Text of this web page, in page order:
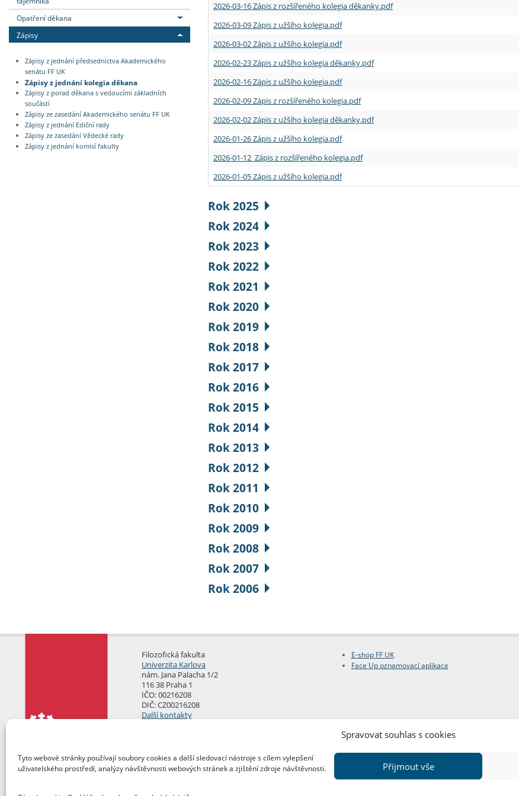
Spravovat souhlas s cookies
Tyto webové stránky používají soubory cookies a další sledovací nástroje s cílem vylepšení
uživatelského prostředí, analýzy návštěvnosti webových stránek a zjištění zdroje návštěvnosti.
Přijmout vše
Opatření děkana
Zápisy
Zápisy z jednání předsednictva Akademického
senátu FF UK
Zápisy z jednání kolegia děkana
Zápisy z porad děkana s vedoucími základních
součástí
Zápisy ze zasedání Akademického senátu FF UK
Zápisy z jednání Ediční rady
Zápisy ze zasedání Vědecké rady
Zápisy z jednání komisí fakulty
2026-03-16 Zápis z rozšířeného kolegia děkanky.pdf
2026-03-09 Zápis z užšího kolegia.pdf
2026-03-02 Zápis z užšího kolegia.pdf
2026-02-23 Zápis z užšího kolegia děkanky.pdf
2026-02-16 Zápis z užšího kolegia.pdf
2026-02-09 Zápis z rozšířeného kolegia.pdf
2026-02-02 Zápis z užšího kolegia děkanky.pdf
2026-01-26 Zápis z užšího kolegia.pdf
2026-01-12 Zápis z rozšířeného kolegia.pdf
2026-01-05 Zápis z užšího kolegia.pdf
Rok 2025
Rok 2024
Rok 2023
Rok 2022
Rok 2021
Rok 2020
Rok 2019
Rok 2018
Rok 2017
Rok 2016
Rok 2015
Rok 2014
Rok 2013
Rok 2012
Rok 2011
Rok 2010
Rok 2009
Rok 2008
Rok 2007
Rok 2006
Filozofická fakulta
Univerzita Karlova
nám. Jana Palacha 1/2
116 38 Praha 1
IČO: 00216208
DIČ: CZ00216208
Další kontakty
E-shop FF UK
Face Up oznamovací aplikace